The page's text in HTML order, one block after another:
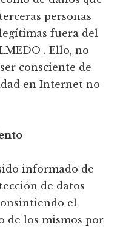
personas
fuera del
. Ello, no
consciente de
en Internet no
informado de
de datos
el
de los mismos por